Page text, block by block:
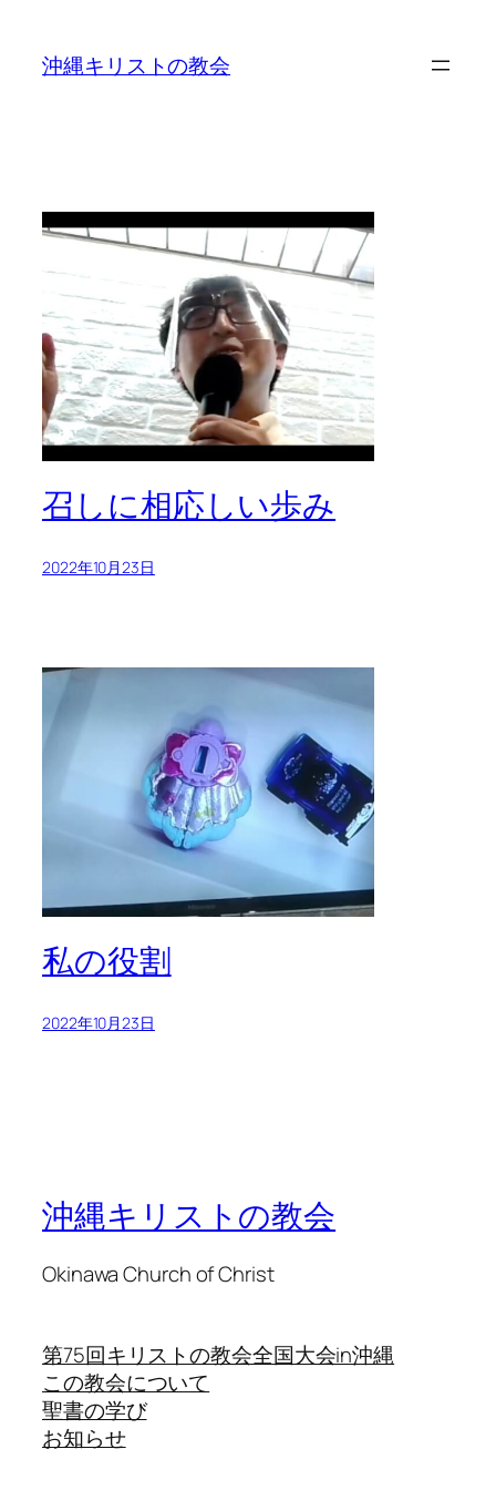
沖縄キリストの教会
召しに相応しい歩み
2022年10月23日
私の役割
2022年10月23日
沖縄キリストの教会
Okinawa Church of Christ
第75回キリストの教会全国大会in沖縄
この教会について
聖書の学び
お知らせ